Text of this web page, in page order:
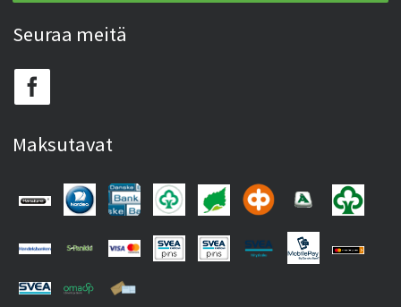
Seuraa meitä
Maksutavat